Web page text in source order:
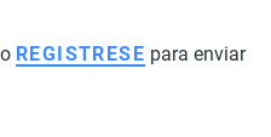
o REGISTRESE para enviar